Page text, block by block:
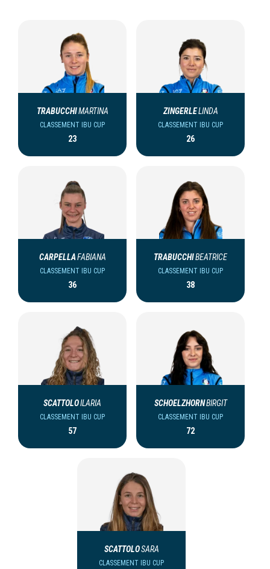
TRABUCCHIMARTINA
CLASSEMENT IBU CUP
23
ZINGERLELINDA
CLASSEMENT IBU CUP
26
CARPELLAFABIANA
CLASSEMENT IBU CUP
36
TRABUCCHIBEATRICE
CLASSEMENT IBU CUP
38
SCATTOLOILARIA
CLASSEMENT IBU CUP
57
SCHOELZHORNBIRGIT
CLASSEMENT IBU CUP
72
SCATTOLOSARA
CLASSEMENT IBU CUP